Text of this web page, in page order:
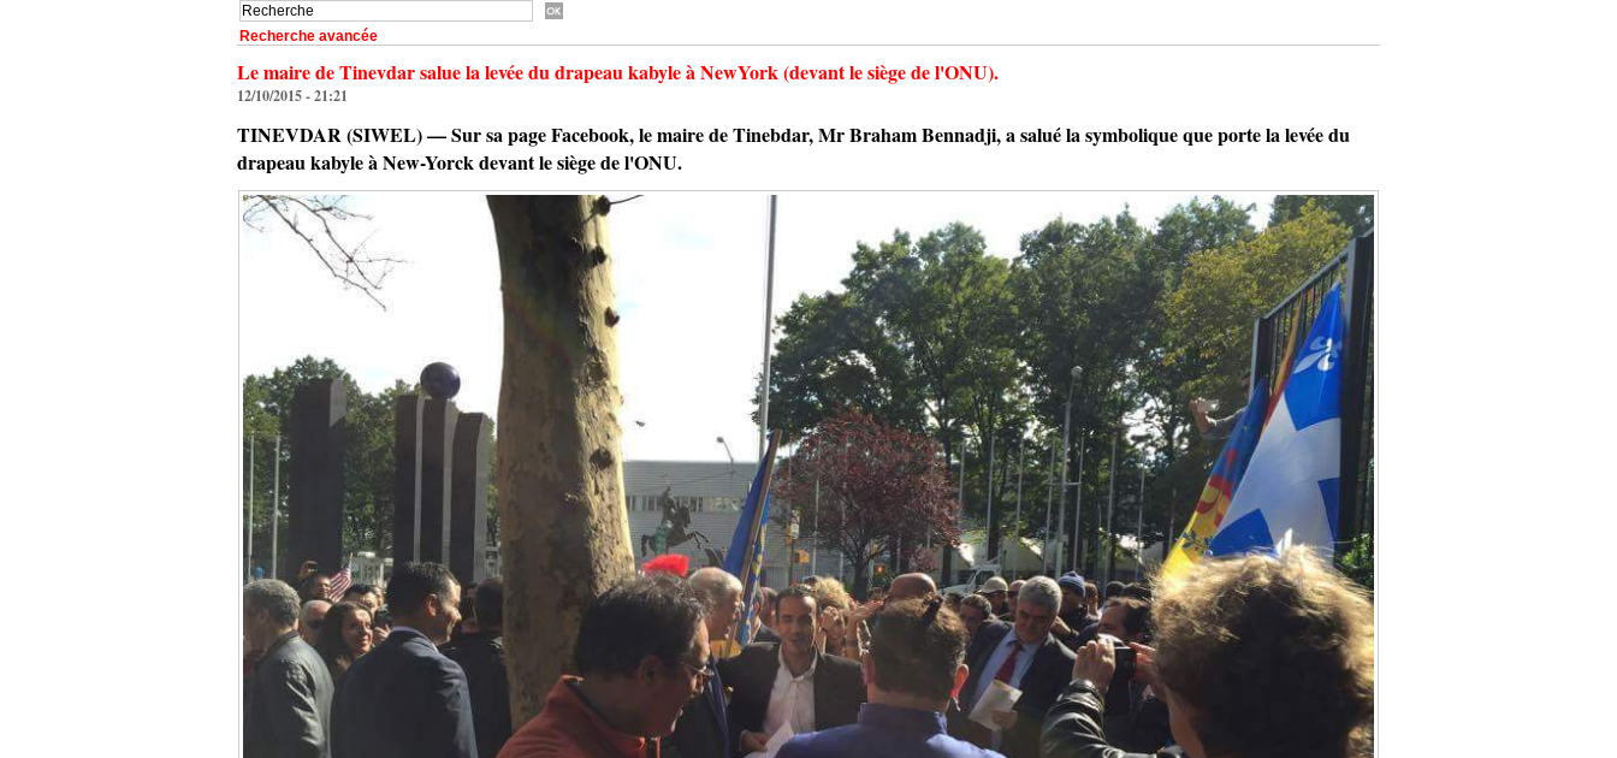
Recherche avancée
Le maire de Tinevdar salue la levée du drapeau kabyle à NewYork (devant le siège de l'ONU).
12/10/2015 - 21:21
TINEVDAR (SIWEL) — Sur sa page Facebook, le maire de Tinebdar, Mr Braham Bennadji, a salué la symbolique que porte la levée du
drapeau kabyle à New-Yorck devant le siège de l'ONU.